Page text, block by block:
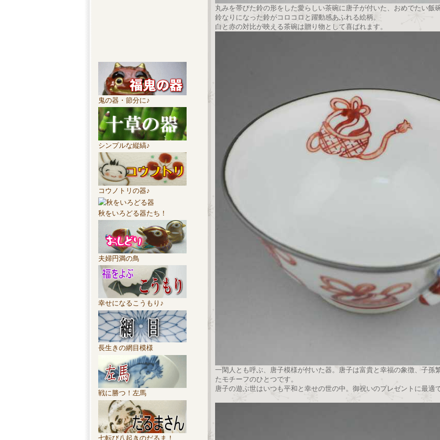
鬼の器・節分に♪
シンプルな縦縞♪
コウノトリの器♪
秋をいろどる器たち！
夫婦円満の鳥
幸せになるこうもり♪
長生きの網目模様
戦に勝つ！左馬
七転び八起きのだるま！
丸みを帯びた鈴の形をした愛らしい茶碗に唐子が付いた、おめでたい飯
鈴なりになった鈴がコロコロと躍動感あふれる絵柄。
白と赤の対比が映える茶碗は贈り物として喜ばれます。
一閑人とも呼ぶ、唐子模様が付いた器。唐子は富貴と幸福の象徴、子孫
たモチーフのひとつです。
唐子の遊ぶ世はいつも平和と幸せの世の中。御祝いのプレゼントに最適